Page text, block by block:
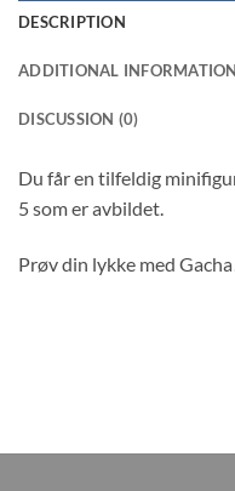
DESCRIPTION
ADDITIONAL INFORMATION
DISCUSSION (0)
Du får en tilfeldig
5 som er avbildet.
Prøv din lykke med